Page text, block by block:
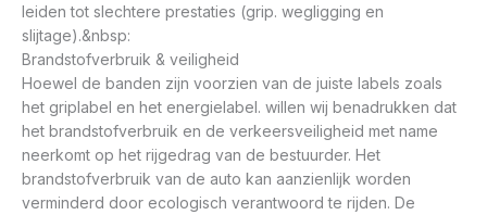
leiden tot slechtere prestaties (grip. wegligging en
slijtage).&nbsp:
Brandstofverbruik & veiligheid
Hoewel de banden zijn voorzien van de juiste labels zoals
het griplabel en het energielabel. willen wij benadrukken dat
het brandstofverbruik en de verkeersveiligheid met name
neerkomt op het rijgedrag van de bestuurder. Het
brandstofverbruik van de auto kan aanzienlijk worden
verminderd door ecologisch verantwoord te rijden. De